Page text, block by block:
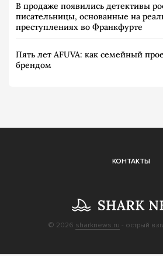
В продаже появились детективы
писательницы, основанные на
преступлениях во Франкфурте
Пять лет AFUVA: как семейный
брендом
КОНТАКТЫ
© 2026 sharknews.ru - острый